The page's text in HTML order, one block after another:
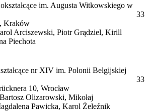
im. Augusta Witkowskiego w
Kraków
Arciszewski, Piotr Grądziel, Kirill
Piechota
33
nr XIV im. Polonii Belgijskiej
10, Wrocław
Olizarowski, Mikołaj
Pawicka, Karol Żeleźnik
33